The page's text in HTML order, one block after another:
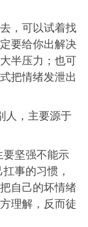
，可以试着找
要给你出解决
半压力；也可
把情绪发泄出
，主要源于
坚强不能示
事的习惯，
自己的坏情绪
理解，反而徒